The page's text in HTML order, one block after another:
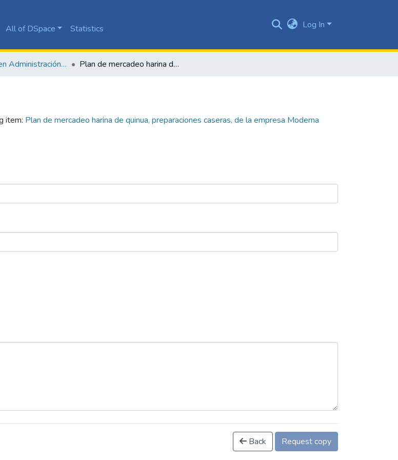
All of DSpace Statistics Log In
Maestría en Administración de Empresas Plan de mercadeo harina de quinua, preparaciones caseras, de la empresa Moderna Alimentos S.A. en el Ecuador
item: Plan de mercadeo harina de quinua, preparaciones caseras, de la empresa Moderna
Back Request copy